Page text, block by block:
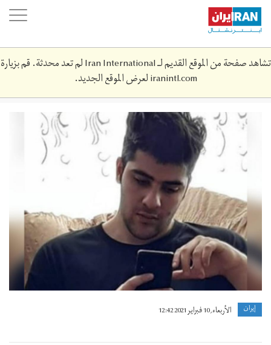
Skip
main
content
تشاهد صفحة من الموقع القديم لـ Iran International لم تعد محدثة. قم بزيارة
iranintl.comلعرض الموقع الجديد.
23a03442-
857c-
47f1-
b444-
faf119a1dc58.jpeg
إيران الأربعاء, 10 فبراير 2021 12:42